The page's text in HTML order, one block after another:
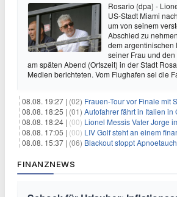
Rosario (dpa) -
US-Stadt Miami
um von seinem
Abschied zu
dem argentinischen
seiner Frau und
am späten Abend (Ortszeit) in der Stadt
Medien berichteten. Vom Flughafen sei die
08.08. 19:27 | (02) Frauen-Tour vor Finale mit
08.08. 18:25 | (01) Autofahrer fährt in Italien in
08.08. 18:24 | (00) Lionel Messis Vater Jorge im
08.08. 17:05 | (00) LIV Golf steht an einem finanziellen Scheideweg
08.08. 15:37 | (06) Blackout stoppt
FINANZNEWS